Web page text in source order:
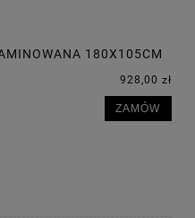
180X105CM
928,00 zł
ZAMÓW